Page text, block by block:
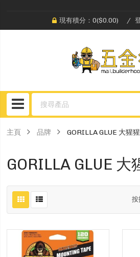
現有積分：0($0.00)
主頁 品牌 GORILLA GLUE 大猩
GORILLA GLUE 大
按